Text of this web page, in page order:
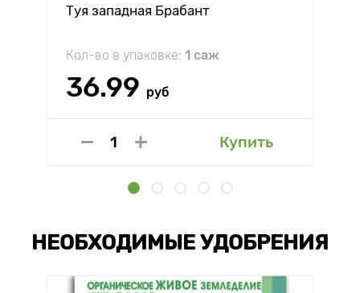
Туя западная Брабант
Кол-во в упаковке: 1 саж
36.99 руб
Купить
НЕОБХОДИМЫЕ УДОБРЕНИЯ